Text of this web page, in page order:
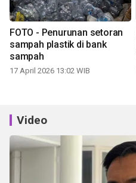
FOTO - Penurunan setoran
sampah plastik di bank
sampah
17 April 2026 13:02 WIB
Video